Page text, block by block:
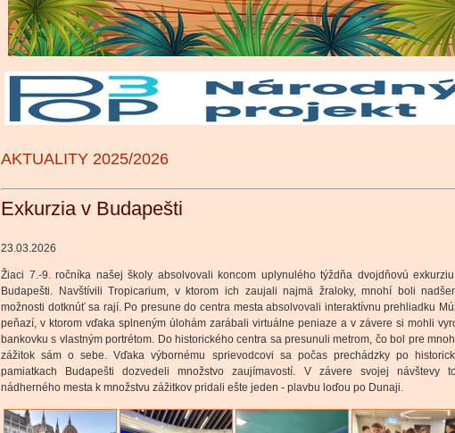
AKTUALITY 2025/2026
Exkurzia v Budapešti
23.03.2026
Žiaci 7.-9. ročníka našej školy absolvovali koncom uplynulého týždňa dvojdňovú
Budapešti. Navštívili Tropicarium, v ktorom ich zaujali najmä žraloky, mnohí boli
možnosti dotknúť sa rají. Po presune do centra mesta absolvovali interaktívnu prehliadku
peňazí, v ktorom vďaka splneným úlohám zarábali virtuálne peniaze a v závere si mohli
bankovku s vlastným portrétom. Do historického centra sa presunuli metrom, čo bol pre
zážitok sám o sebe. Vďaka výbornému sprievodcovi sa počas prechádzky po
pamiatkach Budapešti dozvedeli množstvo zaujímavostí. V závere svojej návštevy
nádherného mesta k množstvu zážitkov pridali ešte jeden - plavbu loďou po Dunaji.